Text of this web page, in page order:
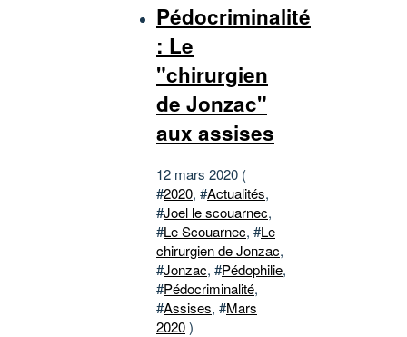
Pédocriminalité
: Le
"chirurgien
de Jonzac"
aux assises
12 mars 2020 (
#2020, #Actualités,
#Joel le scouarnec,
#Le Scouarnec, #Le
chirurgien de Jonzac,
#Jonzac, #Pédophilie,
#Pédocriminalité,
#Assises, #Mars
2020)